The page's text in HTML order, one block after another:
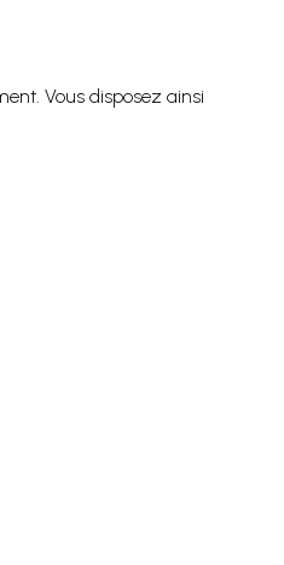
Vous disposez ainsi